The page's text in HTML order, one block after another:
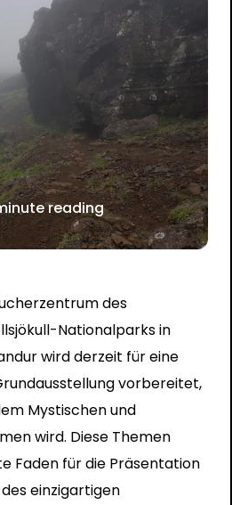
reading
des
Nationalparks in
wird derzeit für eine
vorbereitet,
Mystischen und
wird. Diese Themen
Faden für die Präsentation
einzigartigen